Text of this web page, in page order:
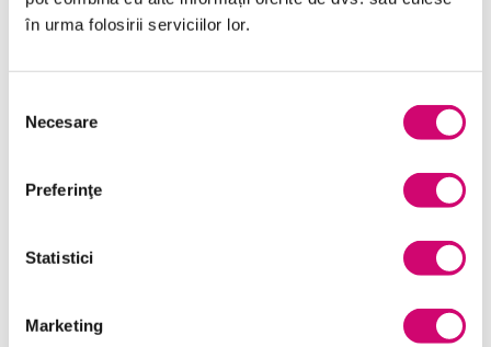
în urma folosirii serviciilor lor.
consimțământului
Necesare
Preferinţe
Statistici
Marketing
Categorii de Cursuri
Comunicare